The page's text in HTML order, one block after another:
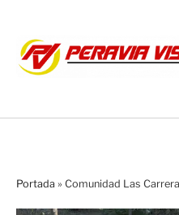
Portada » Comunidad Las